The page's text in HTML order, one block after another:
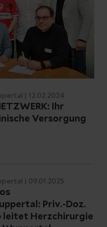
| 12.02.2024
Ihr
Versorgung
| 09.01.2025
Priv.-Doz.
leitet Herzchirurgie